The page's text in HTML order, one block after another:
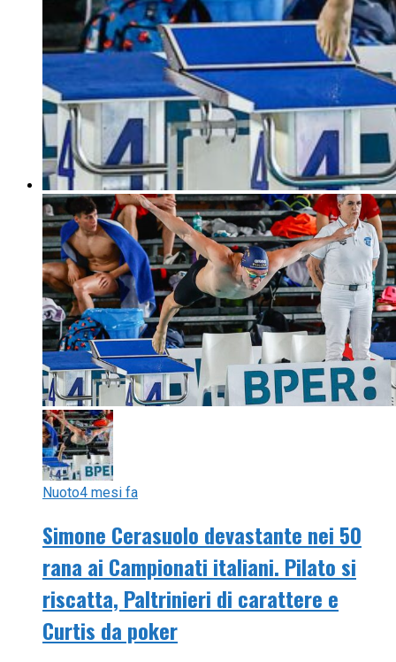
Nuoto4 mesi fa
Simone Cerasuolo devastante nei 50
rana ai Campionati italiani. Pilato si
riscatta, Paltrinieri di carattere e
Curtis da poker